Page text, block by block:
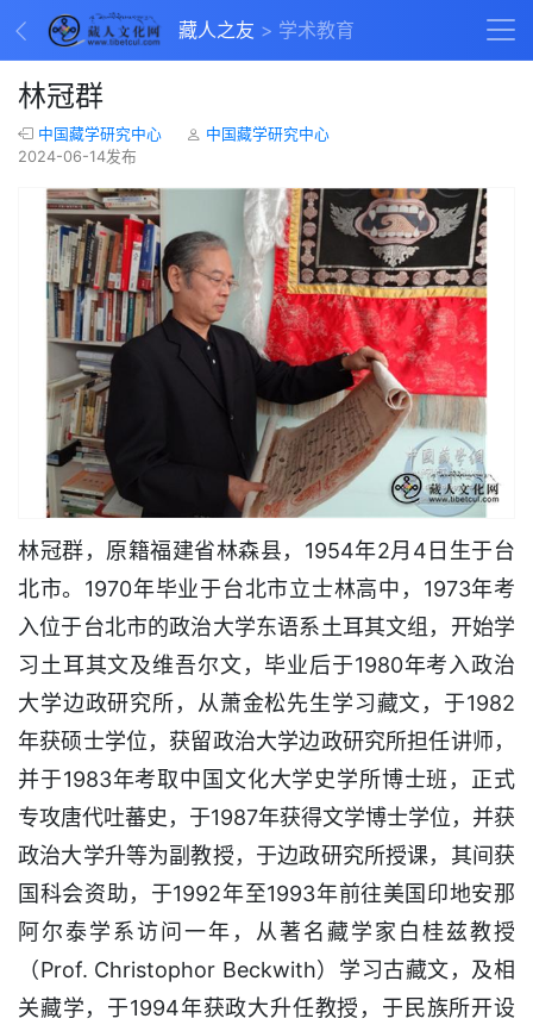
藏人之友 学术教育
林冠群
中国藏学研究中心
中国藏学研究中心
2024-06-14发布
林冠群，原籍福建省林森县，1954年2月4日生于台
北市。1970年毕业于台北市立士林高中，1973年考
入位于台北市的政治大学东语系土耳其文组，开始学
习土耳其文及维吾尔文，毕业后于1980年考入政治
大学边政研究所，从萧金松先生学习藏文，于1982
年获硕士学位，获留政治大学边政研究所担任讲师，
并于1983年考取中国文化大学史学所博士班，正式
专攻唐代吐蕃史，于1987年获得文学博士学位，并获
政治大学升等为副教授，于边政研究所授课，其间获
国科会资助，于1992年至1993年前往美国印地安那
阿尔泰学系访问一年，从著名藏学家白桂兹教授
（Prof. Christophor Beckwith）学习古藏文，及相
关藏学，于1994年获政大升任教授，于民族所开设